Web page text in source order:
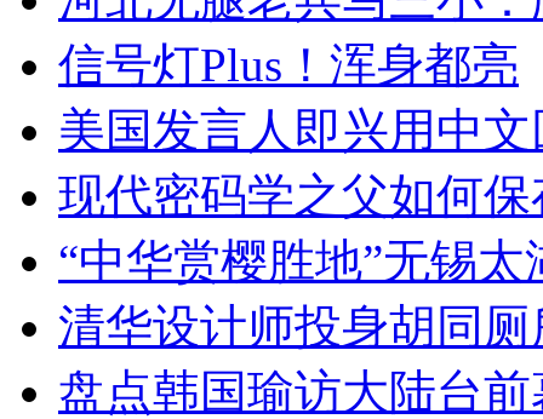
信号灯Plus！浑身都亮
美国发言人即兴用中
现代密码学之父如何
“中华赏樱胜地”无锡
清华设计师投身胡同
盘点韩国瑜访大陆台